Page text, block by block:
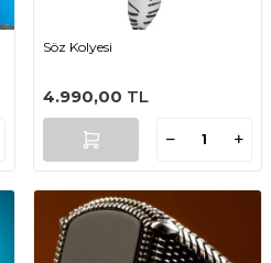
Söz Kolyesi
4.990,00 TL